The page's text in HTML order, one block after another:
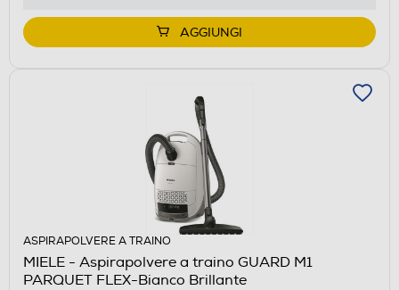
AGGIUNGI
ASPIRAPOLVERE A TRAINO
MIELE - Aspirapolvere a traino GUARD M1
PARQUET FLEX-Bianco Brillante